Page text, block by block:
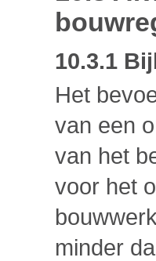
10.3.1
Het
van een
van het
voor het
minder